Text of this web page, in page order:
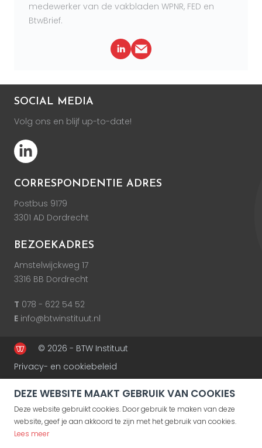
medewerker van de vakbladen WPNR, FED en
BtwBrief.
SOCIAL MEDIA
Volg ons en blijf up-to-date!
CORRESPONDENTIE ADRES
Postbus 9179
3301 AD Dordrecht
BEZOEKADRES
Amstelwijckweg 17
3316 BB Dordrecht
T 078 - 622 54 52
E info@btwinstituut.nl
© 2026 - BTW Instituut
Privacy- en cookiebeleid
DEZE WEBSITE MAAKT GEBRUIK VAN COOKIES
Deze website gebruikt cookies. Door gebruik te maken van deze
website, geef je aan akkoord te zijn met het gebruik van cookies.
Lees meer